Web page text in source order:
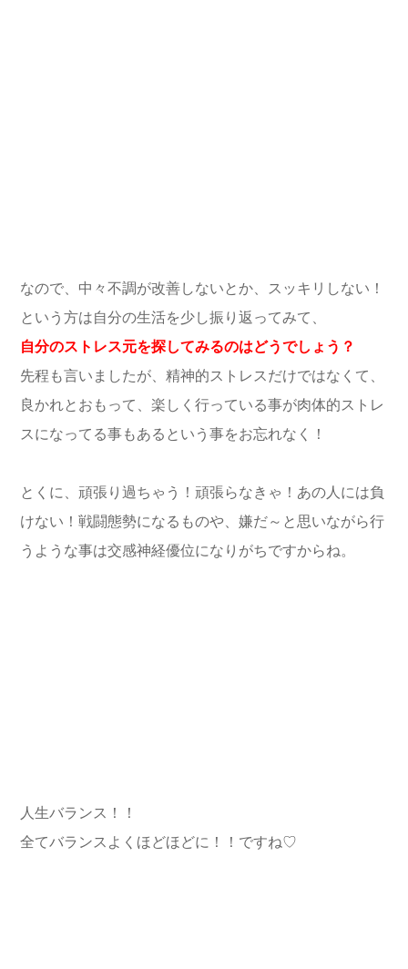
なので、中々不調が改善しないとか、スッキリしない！
という方は自分の生活を少し振り返ってみて、
自分のストレス元を探してみるのはどうでしょう？
先程も言いましたが、精神的ストレスだけではなくて、
良かれとおもって、楽しく行っている事が肉体的ストレ
スになってる事もあるという事をお忘れなく！
とくに、頑張り過ちゃう！頑張らなきゃ！あの人には負
けない！戦闘態勢になるものや、嫌だ～と思いながら行
うような事は交感神経優位になりがちですからね。
人生バランス！！
全てバランスよくほどほどに！！ですね♡